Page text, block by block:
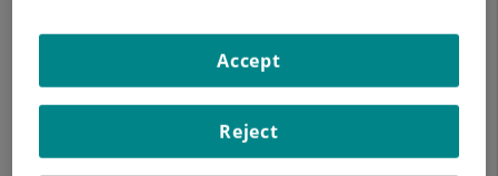
Hospital Quirónsalud Murcia
Calle Miguel Hernández, 12
30011 Murcia
Reject
Accept